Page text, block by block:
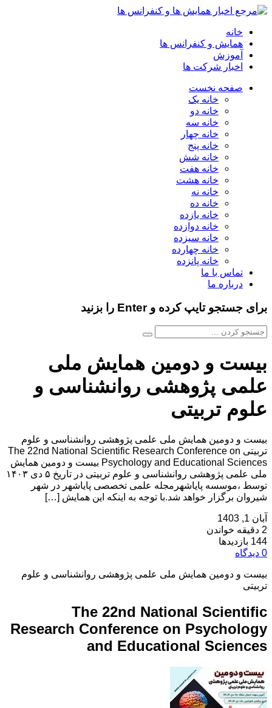
خانه
همایش و کنفرانس ها
آموزش
اخبار شرکت ها
صفحه نخست
خانه یک
خانه دو
خانه سه
خانه چهار
خانه پنج
خانه شش
خانه هفت
خانه هشت
خانه نه
خانه ده
خانه یازده
خانه دوازده
خانه سیزده
خانه چهارده
خانه پانزده
تماس با ما
درباره ما
برای جستجو تایپ کرده و Enter را بزنید
بیست و دومین همایش ملی
علمی پژوهشی روانشناسی و
علوم تربیتی
بیست و دومین همایش ملی علمی پژوهشی روانشناسی و علوم
تربیتی The 22nd National Scientific Research Conference on
Psychology and Educational Sciences بیست و دومین همایش
ملی علمی پژوهشی روانشناسی و علوم تربیتی در تاریخ ۵ دی ۱۴۰۳
توسط ،موسسه پایاشهرمجله علمی تخصصی پایاشهر در شهر
شیروان برگزار خواهد شد.با توجه به اینکه این همایش […]
آبان 1, 1403
2 دقیقه خواندن
144 بازدیدها
0 دیدگاه
بیست و دومین همایش ملی علمی پژوهشی روانشناسی و علوم
تربیتی
The 22nd National Scientific
Research Conference on Psychology
and Educational Sciences